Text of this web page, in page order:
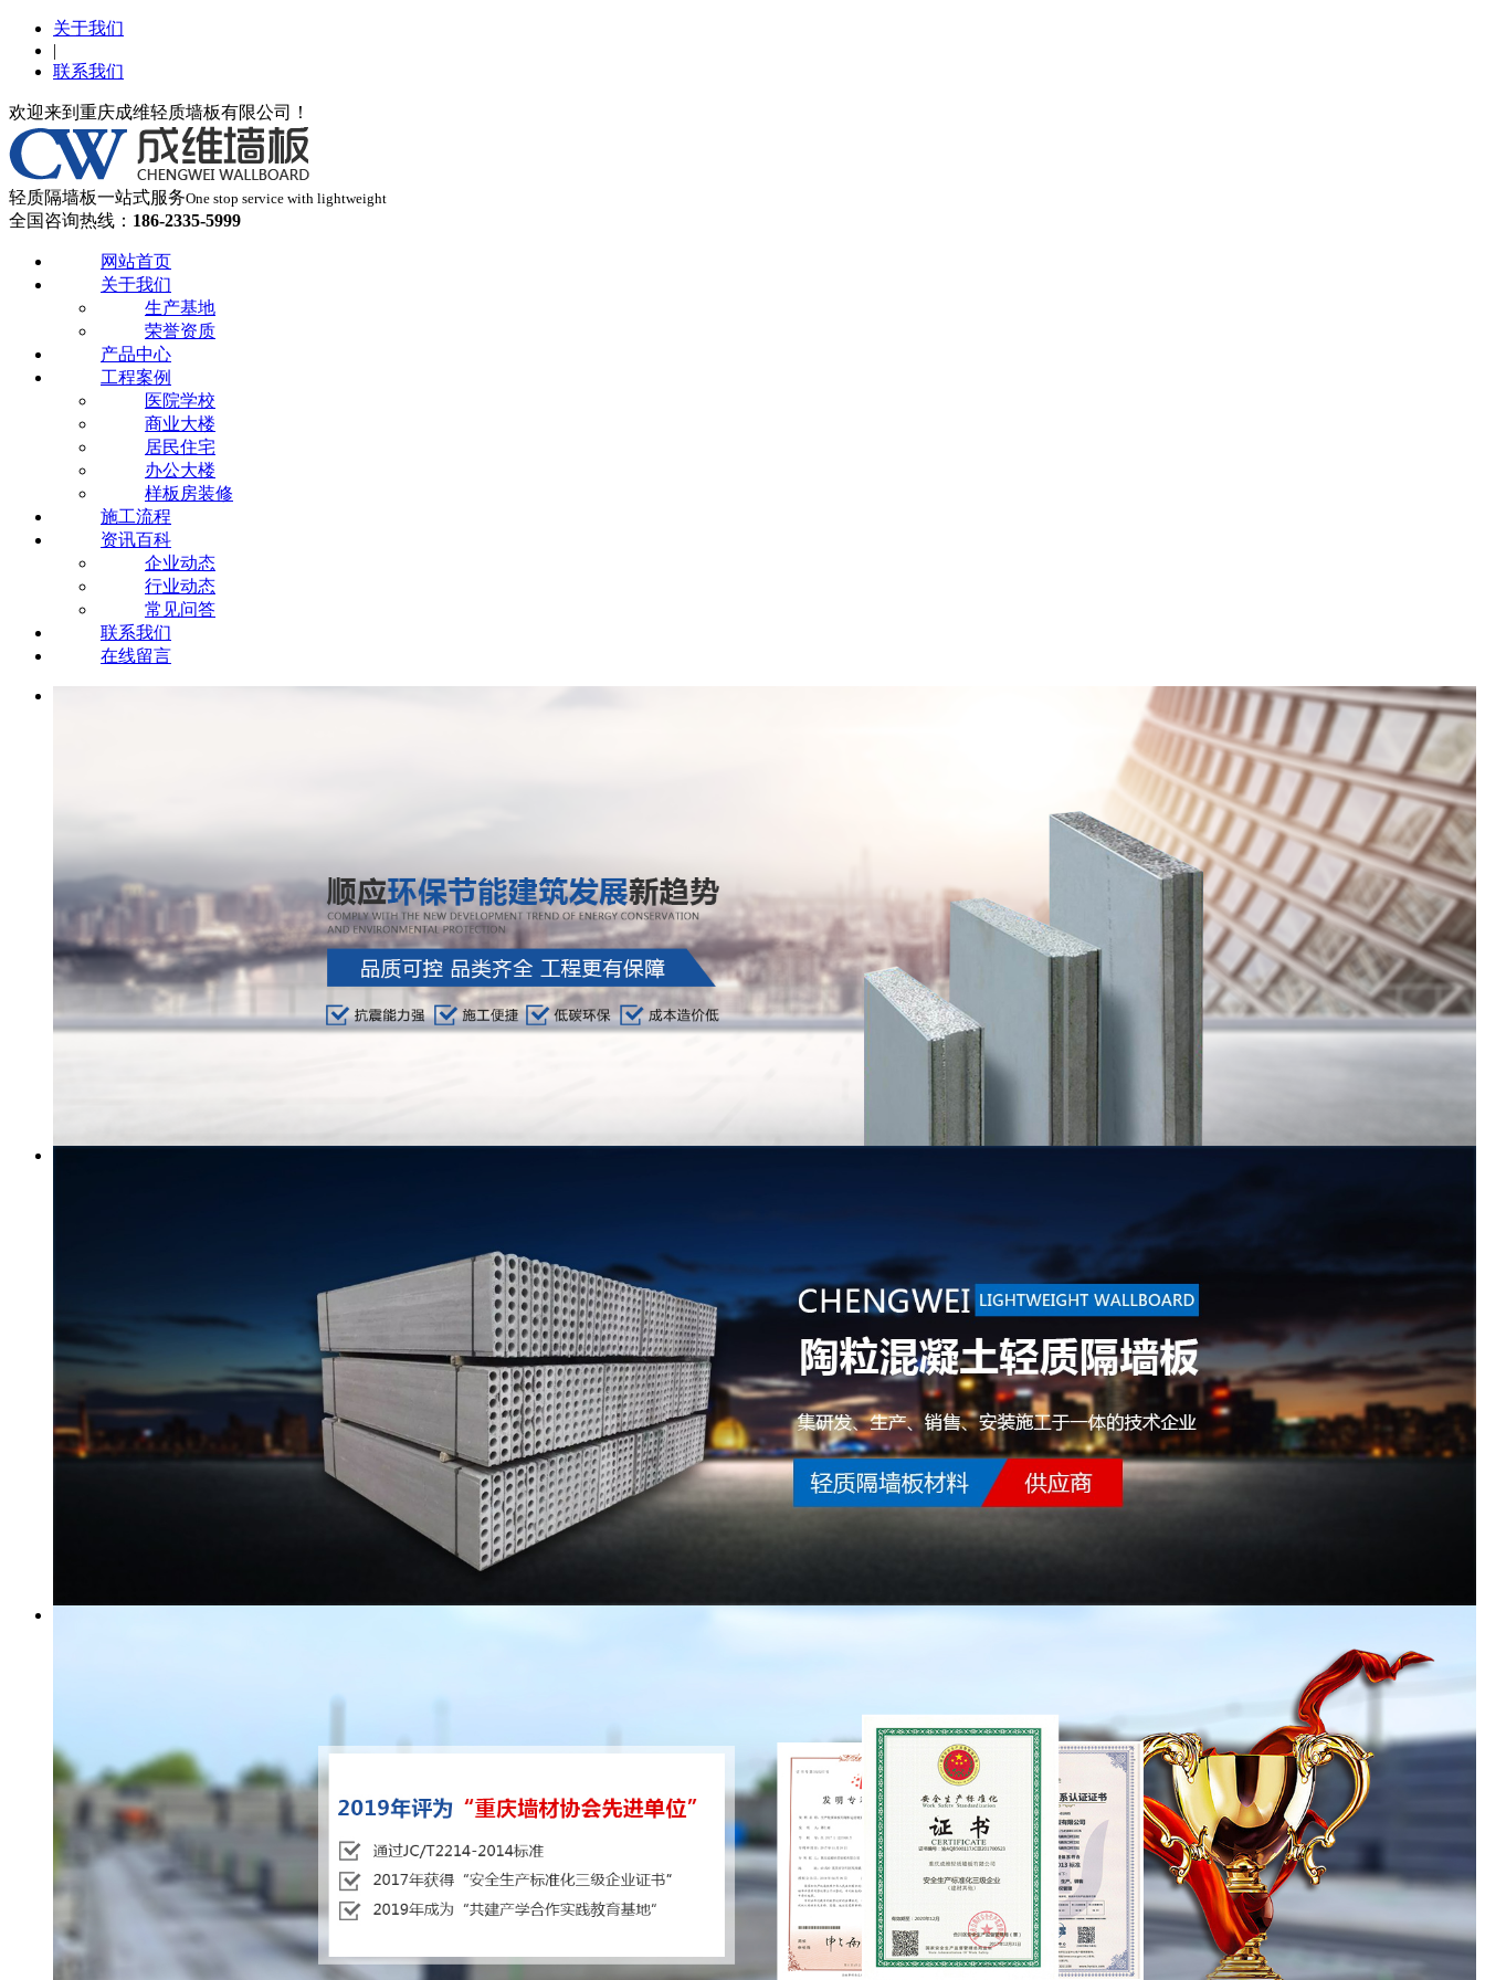
关于我们
|
联系我们
欢迎来到重庆成维轻质墙板有限公司！
轻质隔墙板一站式服务One stop service with lightweight
全国咨询热线： 186-2335-5999
网站首页
关于我们
生产基地
荣誉资质
产品中心
工程案例
医院学校
商业大楼
居民住宅
办公大楼
样板房装修
施工流程
资讯百科
企业动态
行业动态
常见问答
联系我们
在线留言